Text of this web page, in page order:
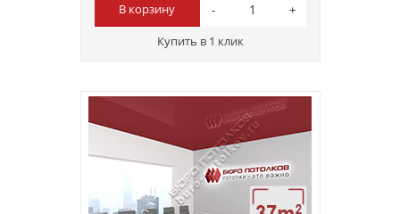
В корзину
Купить в 1 клик